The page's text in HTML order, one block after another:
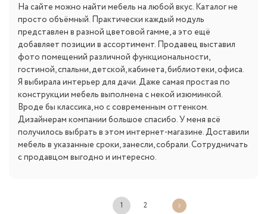
На сайте можно найти мебель на любой вкус. Каталог не
просто объёмный. Практически каждый модуль
представлен в разной цветовой гамме, а это ещё
добавляет позиции в ассортимент. Продавец выставил
фото помещений различной функциональности,
гостиной, спальни, детской, кабинета, библиотеки, офиса.
Я выбирала интерьер для дачи. Даже самая простая по
конструкции мебель выполнена с некой изюминкой.
Вроде бы классика, но с современным оттенком.
Дизайнерам компании большое спасибо. У меня всё
получилось выбрать в этом интернет-магазине. Доставили
мебель в указанные сроки, занесли, собрали. Сотрудничать
с продавцом выгодно и интересно.
1 2